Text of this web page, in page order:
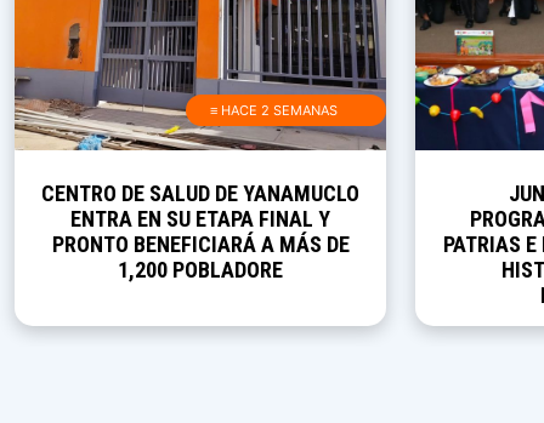
≡ HACE 2 SEMANAS
CENTRO DE SALUD DE YANAMUCLO
ENTRA EN SU ETAPA FINAL Y
PRONTO BENEFICIARÁ A MÁS DE
1,200 POBLADORE
PATRIAS